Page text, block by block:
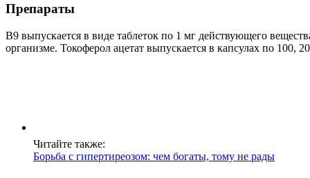
Препараты
В9 выпускается в виде таблеток по 1 мг действующего
организме. Токоферол ацетат выпускается в капсулах по 100,
Читайте также:
Борьба с гипертиреозом: чем богаты, тому не рады